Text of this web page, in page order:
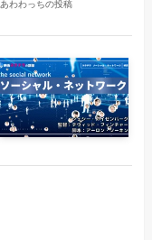
あわわっちの投稿